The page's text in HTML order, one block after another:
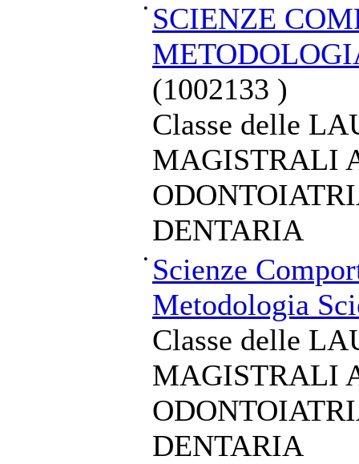
• SCIENZE
(1002133 )
Classe delle
MAGISTRALI
DENTARIA
• Scienze
Metodologia
Classe delle
MAGISTRALI
DENTARIA